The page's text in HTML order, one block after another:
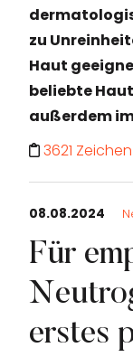
zu
Haut
beliebte
außerdem
3621 Zeichen
08.08.2024
Für
erstes